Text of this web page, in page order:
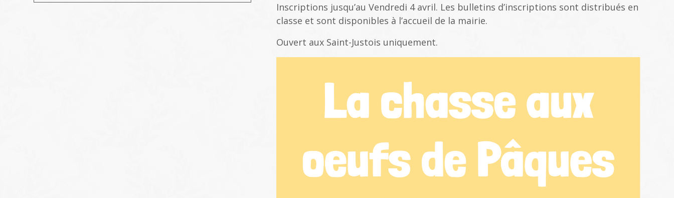
Inscriptions jusqu’au Vendredi 4 avril. Les bulletins d’inscriptions sont distribués en
classe et sont disponibles à l’accueil de la mairie.
Ouvert aux Saint-Justois uniquement.